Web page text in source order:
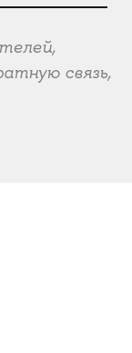
связь,